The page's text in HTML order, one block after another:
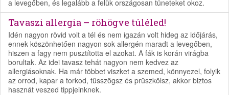
a levegőben, és legalább a felük országosan tüneteket okoz.
Tavaszi allergia – röhögve túléled!
Idén nagyon rövid volt a tél és nem igazán volt hideg az időjárás,
ennek köszönhetően nagyon sok allergén maradt a levegőben,
hiszen a fagy nem pusztította el azokat. A fák is korán virágba
borultak. Az idei tavasz tehát nagyon nem kedvez az
allergiásoknak. Ha már többet viszket a szemed, könnyezel, folyik
az orrod, kapar a torkod, tüsszögsz és prüszkölsz, akkor biztos
hasznát veszed tippjeinknek.